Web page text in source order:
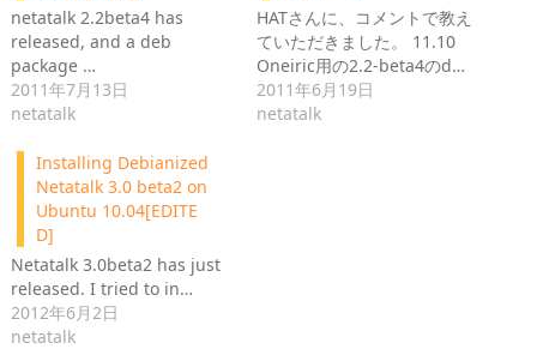
netatalk 2.2beta4 has
released, and a deb
package …
2011年7月13日
netatalk
HATさんに、コメントで教え
ていただきました。 11.10
Oneiric用の2.2-beta4のd…
2011年6月19日
netatalk
Installing Debianized
Netatalk 3.0 beta2 on
Ubuntu 10.04[EDITE
D]
Netatalk 3.0beta2 has just
released. I tried to in…
2012年6月2日
netatalk